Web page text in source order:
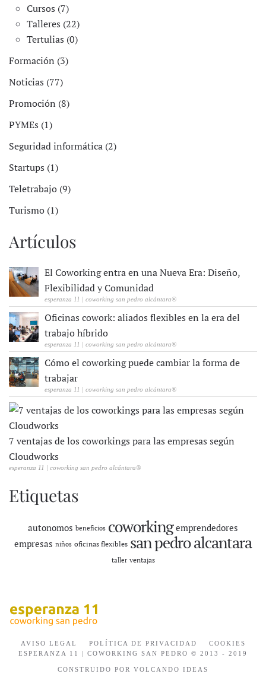
Cursos (7)
Talleres (22)
Tertulias (0)
Formación (3)
Noticias (77)
Promoción (8)
PYMEs (1)
Seguridad informática (2)
Startups (1)
Teletrabajo (9)
Turismo (1)
Artículos
El Coworking entra en una Nueva Era: Diseño,
Flexibilidad y Comunidad
esperanza 11 | coworking san pedro alcántara®
Oficinas cowork: aliados flexibles en la era del
trabajo híbrido
esperanza 11 | coworking san pedro alcántara®
Cómo el coworking puede cambiar la forma de
trabajar
esperanza 11 | coworking san pedro alcántara®
7 ventajas de los coworkings para las empresas según
Cloudworks
esperanza 11 | coworking san pedro alcántara®
Etiquetas
autonomos beneficios coworking emprendedores
empresas niños oficinas flexibles san pedro alcantara
taller ventajas
AVISO LEGAL POLÍTICA DE PRIVACIDAD
COOKIES
ESPERANZA 11 | COWORKING SAN PEDRO © 2013 - 2019
CONSTRUIDO POR VOLCANDO IDEAS